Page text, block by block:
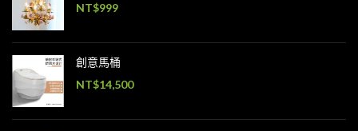
NT$999
創意馬桶
NT$14,500